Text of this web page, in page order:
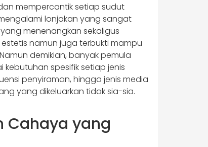
mempercantik setiap sudut
lonjakan yang sangat
menenangkan sekaligus
namun juga terbukti mampu
demikian, banyak pemula
spesifik setiap jenis
penyiraman, hingga jenis media
yang dikeluarkan tidak sia-sia.
Cahaya yang